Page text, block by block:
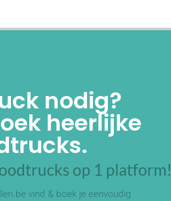
nodig?
heerlijke
op 1 platform!
vind & boek je eenvoudig